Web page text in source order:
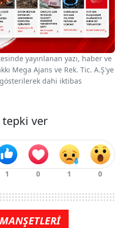
yayınlanan yazı, haber ve
Mega Ajans ve Rek. Tic. A.Ş'ye
dahi iktibas
tepki ver